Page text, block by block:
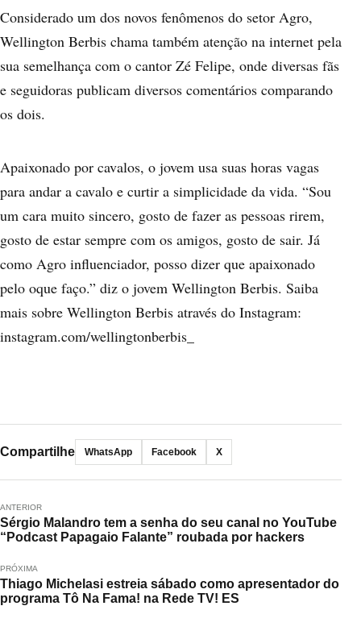
Considerado um dos novos fenômenos do setor Agro,
Wellington Berbis chama também atenção na internet pela
sua semelhança com o cantor Zé Felipe, onde diversas fãs
e seguidoras publicam diversos comentários comparando
os dois.
Apaixonado por cavalos, o jovem usa suas horas vagas
para andar a cavalo e curtir a simplicidade da vida. “Sou
um cara muito sincero, gosto de fazer as pessoas rirem,
gosto de estar sempre com os amigos, gosto de sair. Já
como Agro influenciador, posso dizer que apaixonado
pelo oque faço.” diz o jovem Wellington Berbis. Saiba
mais sobre Wellington Berbis através do Instagram:
instagram.com/wellingtonberbis_
Compartilhe WhatsApp Facebook X
ANTERIOR
Sérgio Malandro tem a senha do seu canal no YouTube
“Podcast Papagaio Falante” roubada por hackers
PRÓXIMA
Thiago Michelasi estreia sábado como apresentador do
programa Tô Na Fama! na Rede TV! ES